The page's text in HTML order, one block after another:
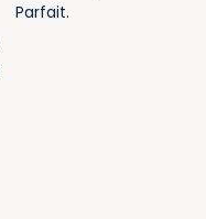
Parfait.